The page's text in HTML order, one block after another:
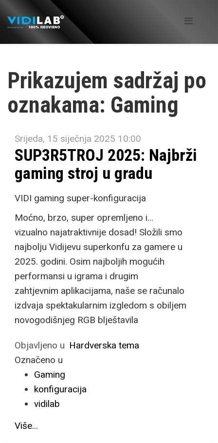
Prikazujem sadržaj po
oznakama: Gaming
Srijeda, 15 siječnja 2025 10:00
SUP3R5TROJ 2025: Najbrži
gaming stroj u gradu
VIDI gaming super-konfiguracija
Moćno, brzo, super opremljeno i...
vizualno najatraktivnije dosad! Složili smo
najbolju Vidijevu superkonfu za gamere u
2025. godini. Osim najboljih mogućih
performansi u igrama i drugim
zahtjevnim aplikacijama, naše se računalo
izdvaja spektakularnim izgledom s obiljem
novogodišnjeg RGB blještavila
Objavljeno u Hardverska tema
Označeno u
Gaming
konfiguracija
vidilab
Više...